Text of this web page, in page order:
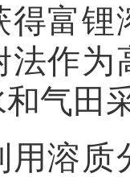
得富锂
法作为
气田
用溶质